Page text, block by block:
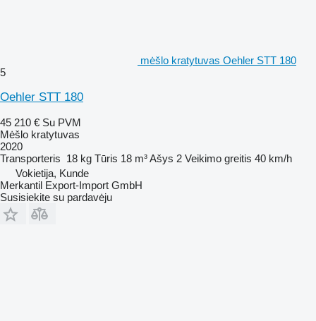
mėšlo kratytuvas Oehler STT 180
5
Oehler STT 180
45 210 € Su PVM
Mėšlo kratytuvas
2020
Transporteris 18 kg Tūris 18 m³Ašys 2 Veikimo greitis 40 km/h
Vokietija, Kunde
Merkantil Export-Import GmbH
Susisiekite su pardavėju